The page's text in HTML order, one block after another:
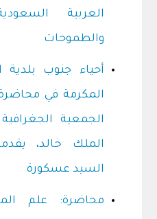
العربية
والطموحات
أحياء جنوب بلدية
المكرمة في
الجمعية
الملك خالد،
السيد عسكورة
محاضرة: علم